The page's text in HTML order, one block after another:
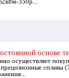
350р...
основе
осуществляет
сплавы